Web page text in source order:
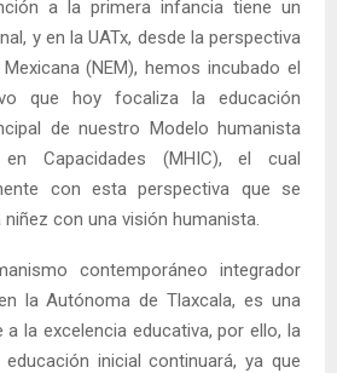
a la primera infancia tiene un
y en la UATx, desde la perspectiva
(NEM), hemos incubado el
que hoy focaliza la educación
de nuestro Modelo humanista
en Capacidades (MHIC), el cual
con esta perspectiva que se
con una visión humanista.
contemporáneo integrador
la Autónoma de Tlaxcala, es una
a la excelencia educativa, por ello, la
inicial continuará, ya que